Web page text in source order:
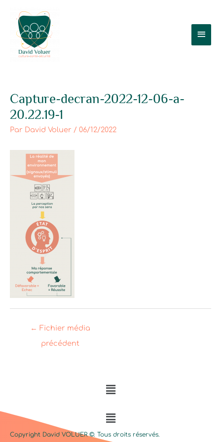
contenu
Capture-decran-2022-12-06-a-
20.22.19-1
Par David Voluer / 06/12/2022
navigation
← Fichier média
précédent
Menu
Menu
Copyright David VOLUER©. Tous droits réservés.